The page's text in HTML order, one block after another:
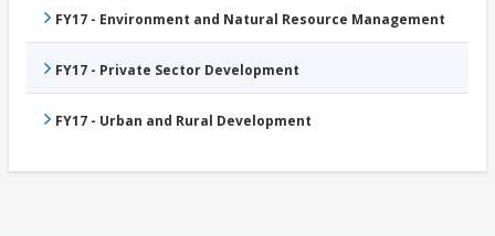
FY17 - Environment and Natural Resource Management
FY17 - Private Sector Development
FY17 - Urban and Rural Development